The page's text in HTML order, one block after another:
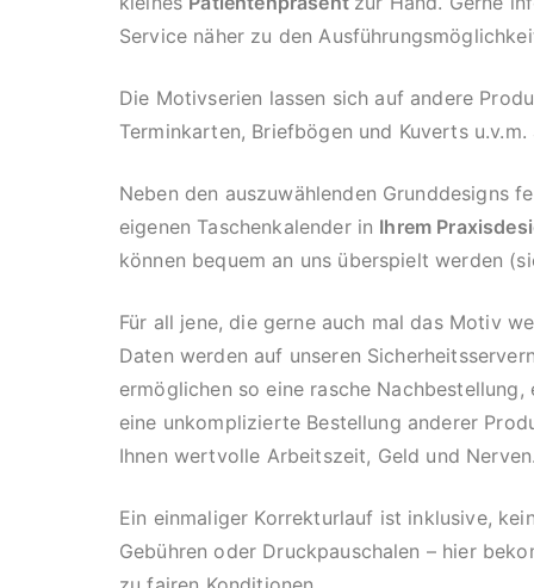
Service näher zu den
Die Motivserien lassen sich auf andere
Terminkarten, Briefbögen und Kuverts
Neben den auszuwählenden Grunddesigns
eigenen Taschenkalender in Ihrem
können bequem an uns überspielt werden
Für all jene, die gerne auch mal das Motiv
Daten werden auf unseren
ermöglichen so eine rasche
eine unkomplizierte Bestellung anderer
Ihnen wertvolle Arbeitszeit, Geld und
Ein einmaliger Korrekturlauf ist inklusive,
Gebühren oder Druckpauschalen – hier